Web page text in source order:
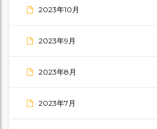
2023年10月
2023年9月
2023年8月
2023年7月